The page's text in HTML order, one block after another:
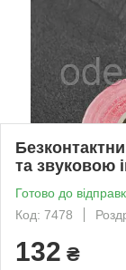
та звуковою
Готово до
Код: 7478
132 ₴